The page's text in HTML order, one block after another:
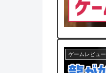
ゲームレビュー